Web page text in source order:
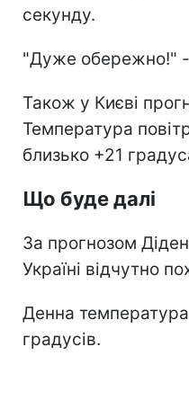
секунду.
"Дуже обережно!" -
Також у Києві
Температура
близько +21
Що буде далі
За прогнозом
Україні відчутно
Денна
градусів.